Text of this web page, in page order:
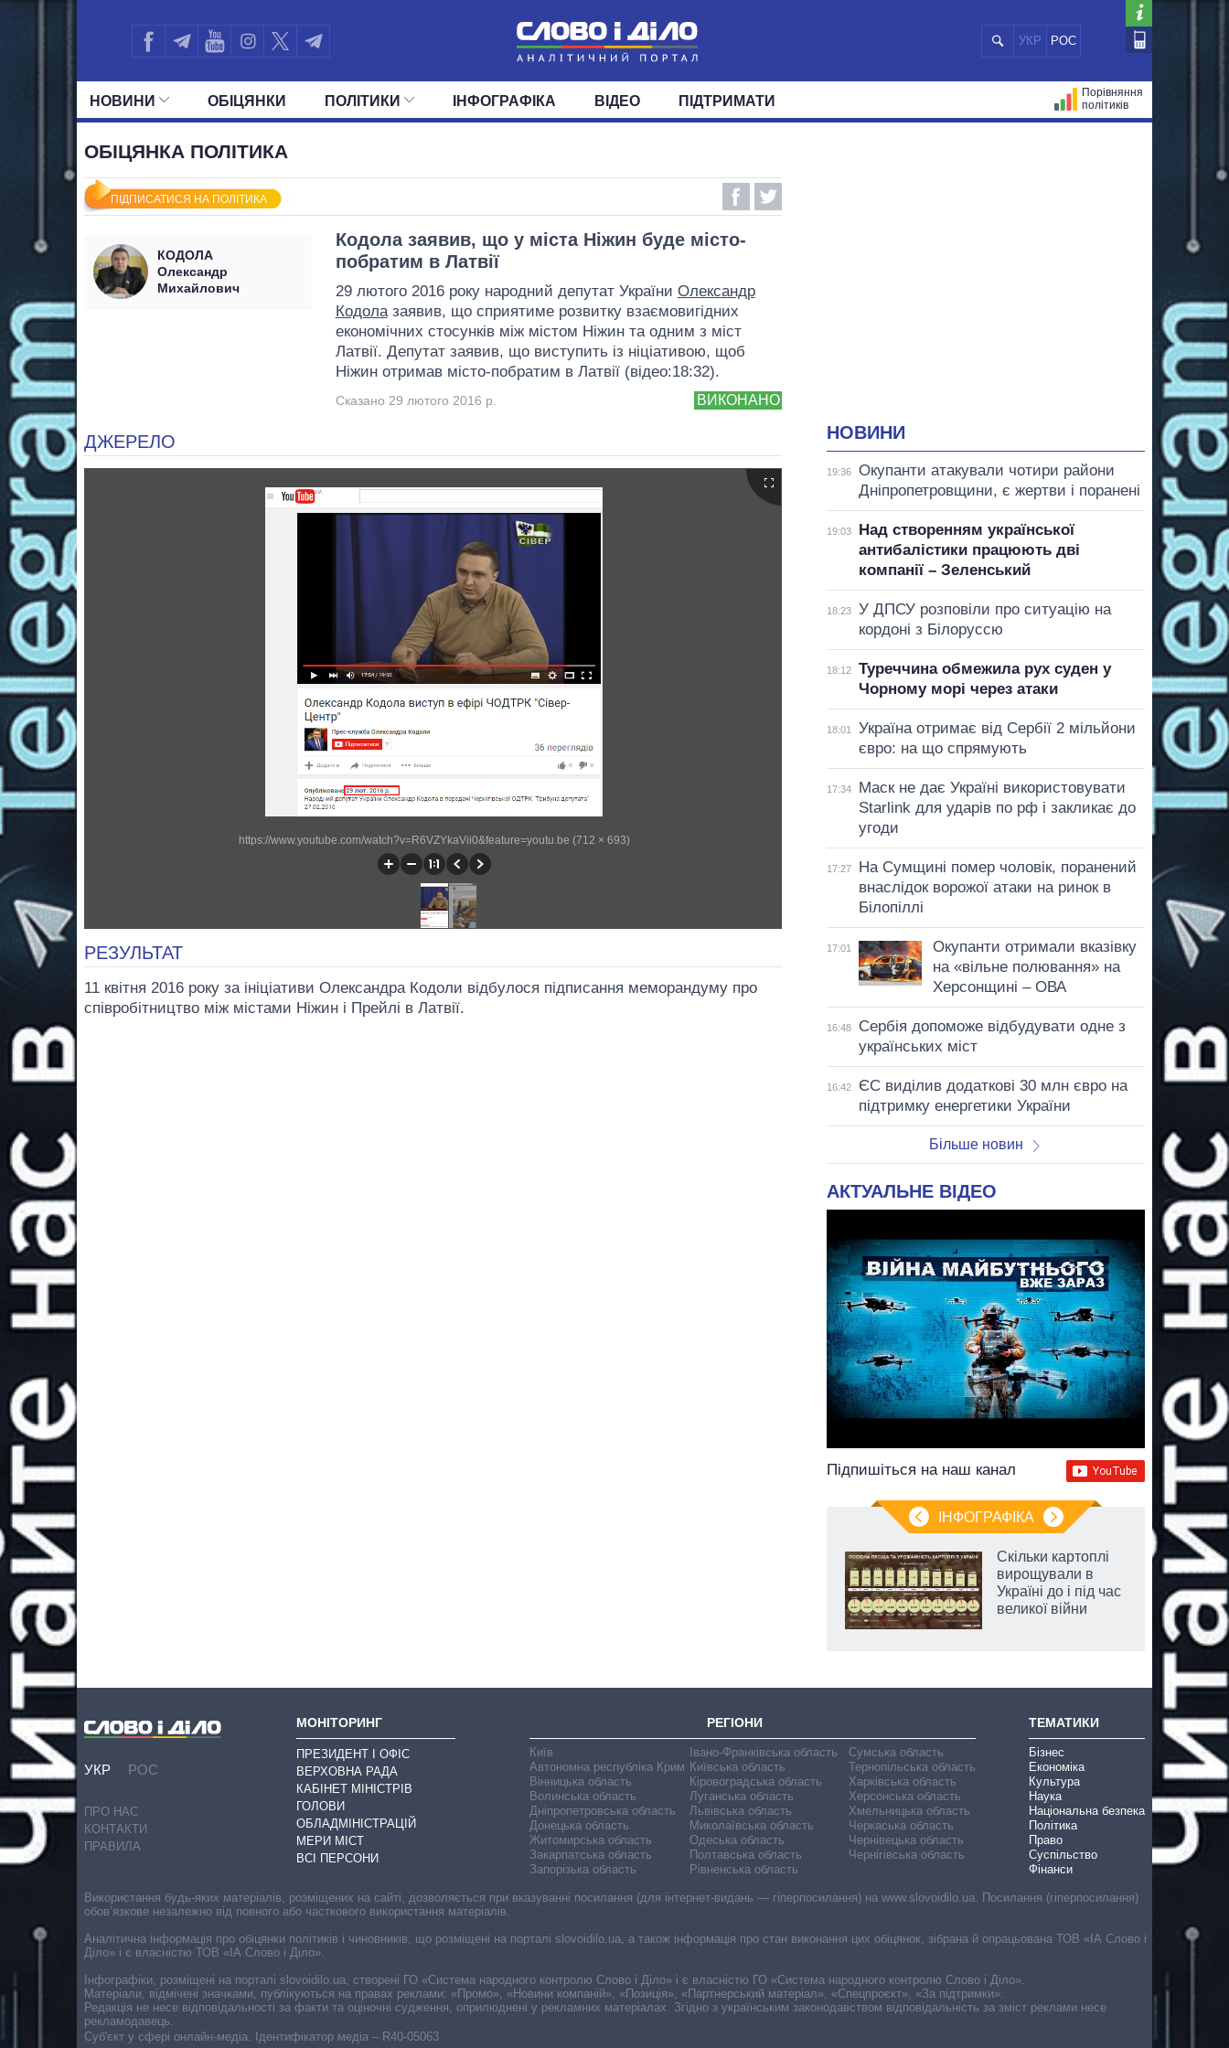
УКР РОС
НОВИНИ
СВІТ
ОБIЦЯНКИ ПОЛIТИКИ
ОКРУГИ
ІНФОГРАФІКА ВІДЕО ПІДТРИМАТИ
Порівняння
політиків
ОБІЦЯНКА ПОЛІТИКА
ПІДПИСАТИСЯ НА ПОЛІТИКА
КОДОЛА
Олександр
Михайлович
Кодола заявив, що у міста Ніжин буде місто-
побратим в Латвії
29 лютого 2016 року народний депутат України Олександр
Кодолазаявив, що сприятиме розвитку взаємовигідних
економічних стосунків між містом Ніжин та одним з міст
Латвії. Депутат заявив, що виступить із ніціативою, щоб
Ніжин отримав місто-побратим в Латвії (відео:18:32).
ВИКОНАНО
Сказано 29 лютого 2016 р.
ДЖЕРЕЛО
https://www.youtube.com/watch?v=R6VZYkaVii0&feature=youtu.be (712 × 693)
РЕЗУЛЬТАТ
11 квітня 2016 року за ініціативи Олександра Кодоли відбулося підписання меморандуму про
співробітництво між містами Ніжин і Прейлі в Латвії.
НОВИНИ
19:36
Окупанти атакували чотири райони
Дніпропетровщини, є жертви і поранені
19:03
Над створенням української
антибалістики працюють дві
компанії – Зеленський
18:23
У ДПСУ розповіли про ситуацію на
кордоні з Білоруссю
18:12
Туреччина обмежила рух суден у
Чорному морі через атаки
18:01
Україна отримає від Сербії 2 мільйони
євро: на що спрямують
17:34
Маск не дає Україні використовувати
Starlink для ударів по рф і закликає до
угоди
17:27
На Сумщині помер чоловік, поранений
внаслідок ворожої атаки на ринок в
Білопіллі
17:01
Окупанти отримали вказівку
на «вільне полювання» на
Херсонщині – ОВА
16:48
Сербія допоможе відбудувати одне з
українських міст
16:42
ЄС виділив додаткові 30 млн євро на
підтримку енергетики України
Більше новин
АКТУАЛЬНЕ ВІДЕО
Підпишіться на наш канал
ІНФОГРАФІКА
Скільки картоплі
вирощували в
Україні до і під час
великої війни
УКР РОС
ПРО НАС
КОНТАКТИ
ПРАВИЛА
МОНІТОРИНГ
ПРЕЗИДЕНТ І ОФІС
ВЕРХОВНА РАДА
КАБІНЕТ МІНІСТРІВ
ГОЛОВИ
ОБЛАДМІНІСТРАЦІЙ
МЕРИ МІСТ
ВСІ ПЕРСОНИ
РЕГІОНИ
Київ
Автономна республіка Крим
Вінницька область
Волинська область
Дніпропетровська область
Донецька область
Житомирська область
Закарпатська область
Запорізька область
Івано-Франківська область
Київська область
Кіровоградська область
Луганська область
Львівська область
Миколаївська область
Одеська область
Полтавська область
Рівненська область
Сумська область
Тернопільська область
Харківська область
Херсонська область
Хмельницька область
Черкаська область
Чернівецька область
Чернігівська область
ТЕМАТИКИ
Бізнес
Економіка
Культура
Наука
Національна безпека
Політика
Право
Суспільство
Фінанси
Cуб'єкт у сфері онлайн-медіа. Ідентифікатор медіа – R40-05063
Використання будь-яких матеріалів, розміщених на сайті, дозволяється при вказуванні посилання (для інтернет-видань — гіперпосилання) на www.slovoidilo.ua. Посилання (гіперпосилання)
обов’язкове незалежно від повного або часткового використання матеріалів.
Аналітична інформація про обіцянки політиків і чиновників, що розміщені на порталі slovoidilo.ua, а також інформація про стан виконання цих обіцянок, зібрана й опрацьована ТОВ «ІА Слово і
Діло» і є власністю ТОВ «ІА Слово і Діло».
Інфографіки, розміщені на порталі slovoidilo.ua, створені ГО «Система народного контролю Слово і Діло» і є власністю ГО «Система народного контролю Слово і Діло».
Матеріали, відмічені значками, публікуються на правах реклами: «Промо», «Новини компаній», «Позиція», «Партнерський матеріал», «Спецпроєкт», «За підтримки».
Редакція не несе відповідальності за факти та оціночні судження, оприлюднені у рекламних матеріалах. Згідно з українським законодавством відповідальність за зміст реклами несе
рекламодавець.